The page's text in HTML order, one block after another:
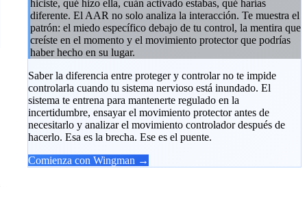
hiciste, qué hizo ella, cuán activado estabas, qué harías
diferente. El AAR no solo analiza la interacción. Te muestra el
patrón: el miedo específico debajo de tu control, la mentira que
creíste en el momento y el movimiento protector que podrías
haber hecho en su lugar.
Saber la diferencia entre proteger y controlar no te impide
controlarla cuando tu sistema nervioso está inundado. El
sistema te entrena para mantenerte regulado en la
incertidumbre, ensayar el movimiento protector antes de
necesitarlo y analizar el movimiento controlador después de
hacerlo. Esa es la brecha. Ese es el puente.
Comienza con Wingman →